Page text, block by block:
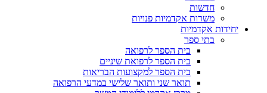
חדשות
משרות אקדמיות פנויות
יחידות אקדמיות
בתי ספר
בית הספר לרפואה
בית הספר לרפואת שיניים
בית הספר למקצועות הבריאות
תואר שני ותואר שלישי במדעי הרפואה